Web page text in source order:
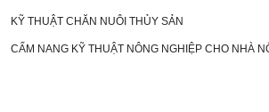
KỸ THUẬT CHĂN NUÔI THỦY SẢN
CẨM NANG KỸ THUẬT NÔNG NGHIỆP CHO NHÀ